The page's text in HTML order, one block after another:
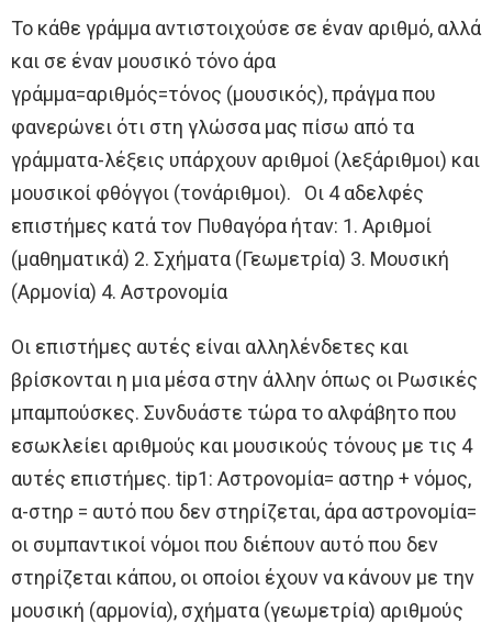
Το κάθε γράμμα αντιστοιχούσε σε έναν αριθμό, αλλά
και σε έναν μουσικό τόνο άρα
γράμμα=αριθμός=τόνος (μουσικός), πράγμα που
φανερώνει ότι στη γλώσσα μας πίσω από τα
γράμματα-λέξεις υπάρχουν αριθμοί (λεξάριθμοι) και
μουσικοί φθόγγοι (τονάριθμοι). Οι 4 αδελφές
επιστήμες κατά τον Πυθαγόρα ήταν: 1. Αριθμοί
(μαθηματικά) 2. Σχήματα (Γεωμετρία) 3. Μουσική
(Αρμονία) 4. Αστρονομία
Οι επιστήμες αυτές είναι αλληλένδετες και
βρίσκονται η μια μέσα στην άλλην όπως οι Ρωσικές
μπαμπούσκες. Συνδυάστε τώρα το αλφάβητο που
εσωκλείει αριθμούς και μουσικούς τόνους με τις 4
αυτές επιστήμες. tip1: Αστρονομία= αστηρ + νόμος,
α-στηρ = αυτό που δεν στηρίζεται, άρα αστρονομία=
οι συμπαντικοί νόμοι που διέπουν αυτό που δεν
στηρίζεται κάπου, οι οποίοι έχουν να κάνουν με την
μουσική (αρμονία), σχήματα (γεωμετρία) αριθμούς